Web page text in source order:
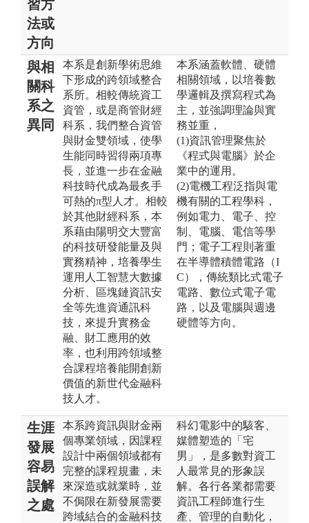
習方
法或
方向
與相
關科
系之
異同
本系是創新學術思維
下形成的跨領域整合
系所。相較傳統資工
資管，或是商管財經
科系，我們整合資管
與財金雙領域，使學
生能同時習得兩項專
長，並進一步在金融
科技時代成為最炙手
可熱的π型人才。相較
於其他財經科系，本
系藉由陽明交大豐富
的科技研發能量及與
實務精神，培養學生
運用人工智慧大數據
分析、區塊鏈資訊安
全等先進資通訊科
技，來提升實務金
融、財工應用的效
率，也利用跨領域整
合課程培養能開創新
價值的新世代金融科
技人才。
本系涵蓋軟體、硬體
相關領域，以培養數
學邏輯及撰寫程式為
主，並強調理論與實
務並重，
(1)資訊管理聚焦於
《程式與電腦》於企
業中的運用。
(2)電機工程泛指與電
機有關的工程學科，
例如電力、電子、控
制、電腦、電信等學
門；電子工程則著重
在半導體積體電路（I
C），傳統類比式電子
電路、數位式電子電
路，以及電腦與週邊
硬體等方向。
生涯
發展
容易
誤解
之處
本系跨資訊與財金兩
個專業領域，因課程
設計中兩個領域都有
完整的課程規畫，未
來深造或就業時，並
不侷限在新發展需要
跨域結合的金融科技
科幻電影中的駭客、
媒體塑造的「宅
男」，是多數對資工
人最常見的形象誤
解。各行各業都需要
資訊工程師進行生
產、管理的自動化，